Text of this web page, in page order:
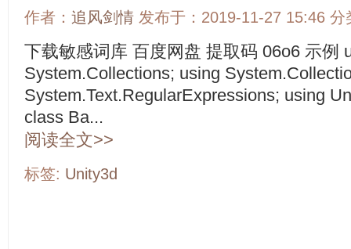
作者： 追风剑情 发布于：2019-11-27 15:46 分
下载敏感词库 百度网盘 提取码 06o6 示例
System.Collections; using
System.Text.RegularExpressions; using
class Ba...
阅读全文>>
标签: Unity3d